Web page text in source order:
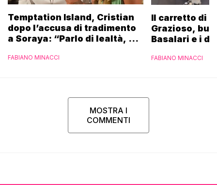
Temptation Island, Cristian
dopo l’accusa di tradimento
a Soraya: “Parlo di lealtà, ma
FABIANO MINACCI
Il carretto di
Grazioso,
Basalari e i
Ferrero”
FABIANO MINACCI
MOSTRA I
COMMENTI